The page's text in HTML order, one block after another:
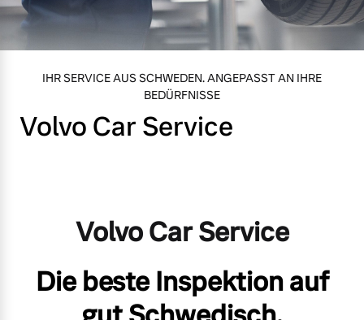
Mild-Hybrid
Editionsmodelle
Volvo Gebrauchtwagenbörse
Gebrauchtwagen
Aktuelle Zubehörangebote
Aktuelle Serviceangebote
Service by Volvo
Kontakt und Anfahrt
Unsere News & Events
IHR SERVICE AUS SCHWEDEN. ANGEPASST AN IHRE
BEDÜRFNISSE
Volvo Car Service
Volvo Car Service
Die beste Inspektion auf